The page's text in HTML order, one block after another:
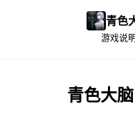
青色
游戏说明
青色大